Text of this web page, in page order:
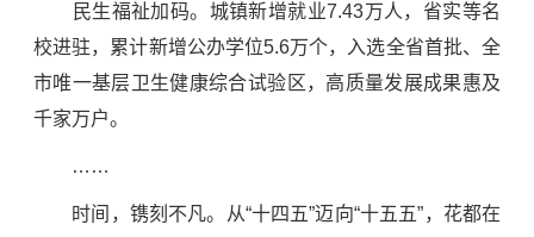
民生福祉加码。城镇新增就业7.43万人，省实等名
校进驻，累计新增公办学位5.6万个，入选全省首批、全
市唯一基层卫生健康综合试验区，高质量发展成果惠及
千家万户。
……
时间，镌刻不凡。从“十四五”迈向“十五五”，花都在